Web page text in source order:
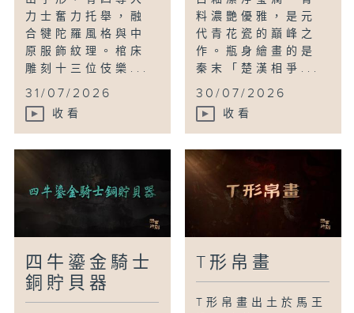
力士奮力托舉，融
合犍陀羅風格與中
原服飾紋理。棺床
雕刻十三位伎樂...
31/07/2026
收看
料濃艷優雅，是元
代青花瓷的巔峰之
作。瓶身繪畫的是
秦末「楚漢相爭...
30/07/2026
收看
四牛鎏金騎士
銅貯貝器
T形帛畫
T形帛畫出土於馬王